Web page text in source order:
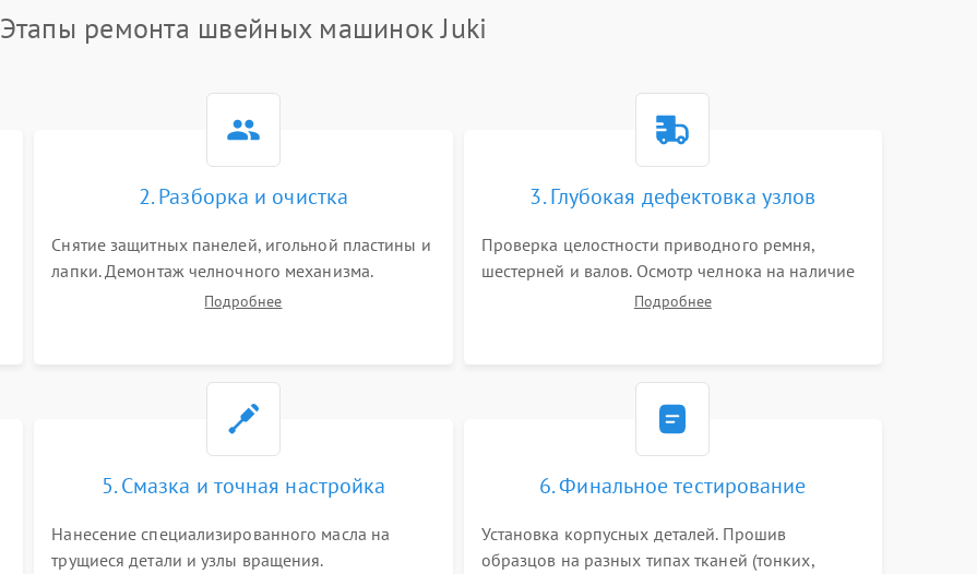
Этапы ремонта швейных машинок Juki
2. Разборка и очистка
Снятие защитных панелей, игольной пластины и
лапки. Демонтаж челночного механизма.
Тщательная очистка внутренних узлов от
Подробнее
3. Глубокая дефектовка узлов
Проверка целостности приводного ремня,
шестерней и валов. Осмотр челнока на наличие
заусенцев и царапин. Диагностика
Подробнее
5. Смазка и точная настройка
Нанесение специализированного масла на
трущиеся детали и узлы вращения.
6. Финальное тестирование
Установка корпусных деталей. Прошив
образцов на разных типах тканей (тонких,